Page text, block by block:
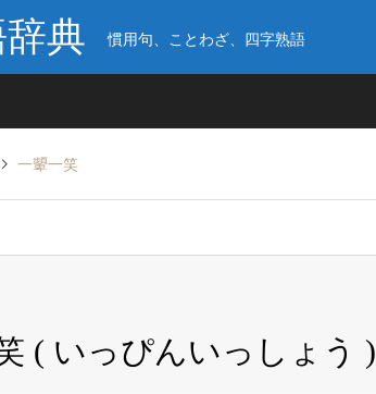
典 慣用句、ことわざ、四字熟語
一顰一笑
( いっぴんいっしょう )